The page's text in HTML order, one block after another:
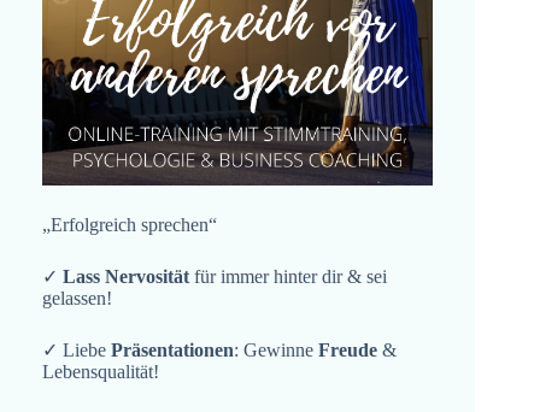
„Erfolgreich sprechen“
✓ Lass Nervosität für immer hinter dir & sei
gelassen!
✓ Liebe Präsentationen: Gewinne Freude &
Lebensqualität!